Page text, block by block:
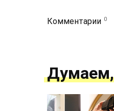
Комментарии 0
Думаем,